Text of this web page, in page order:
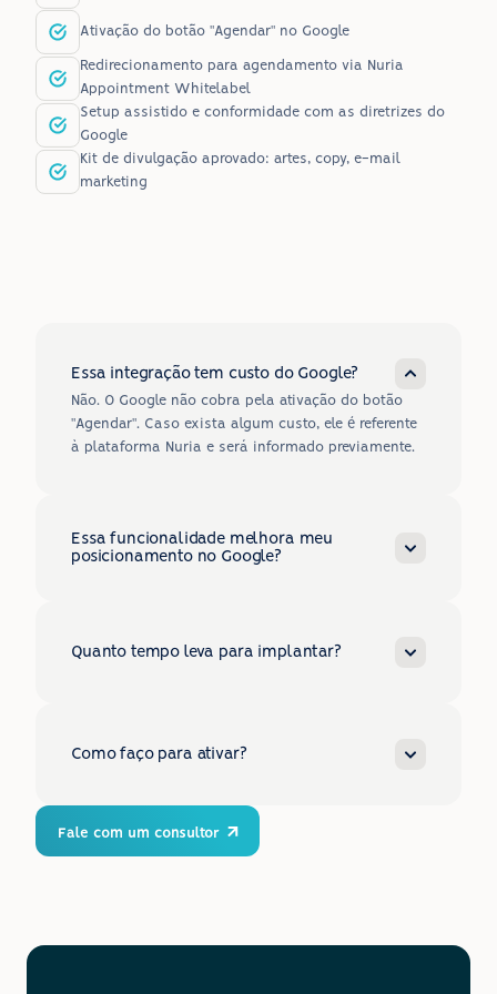
Ativação do botão "Agendar" no Google
Redirecionamento para agendamento via Nuria
Appointment Whitelabel
Setup assistido e conformidade com as diretrizes do
Google
Kit de divulgação aprovado: artes, copy, e-mail
marketing
Perguntas Frequentes
Essa integração tem custo do Google?
Não. O Google não cobra pela ativação do botão
"Agendar". Caso exista algum custo, ele é referente
à plataforma Nuria e será informado previamente.
Essa funcionalidade melhora meu
posicionamento no Google?
Quanto tempo leva para implantar?
Como faço para ativar?
Fale com um consultor